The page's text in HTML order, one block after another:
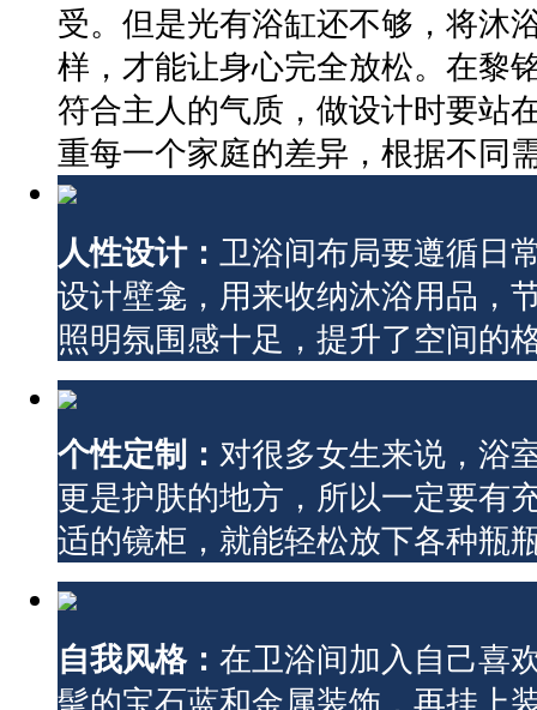
受。但是光有浴缸还不够，将沐
样，才能让身心完全放松。在黎
符合主人的气质，做设计时要站
重每一个家庭的差异，根据不同
人性设计： 卫浴间布局要遵循日
设计壁龛，用来收纳沐浴用品，
照明氛围感十足，提升了空间的
个性定制： 对很多女生来说，浴
更是护肤的地方，所以一定要有
适的镜柜，就能轻松放下各种瓶
自我风格： 在卫浴间加入自己喜
髦的宝石蓝和金属装饰，再挂上